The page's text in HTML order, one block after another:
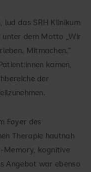
das SRH Klinikum
unter dem Motto „Wir
Mitmachen.“
kamen,
der
Foyer des
Therapie hautnah
Memory, kognitive
Angebot war ebenso